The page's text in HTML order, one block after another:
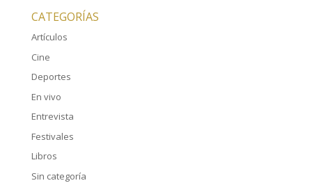
CATEGORÍAS
Artículos
Cine
Deportes
En vivo
Entrevista
Festivales
Libros
Sin categoría